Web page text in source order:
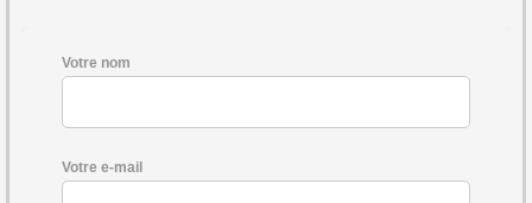
Votre nom
Votre e-mail